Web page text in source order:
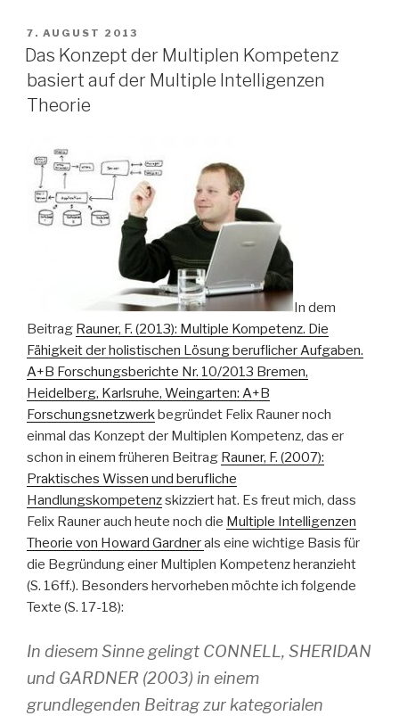
VERÖFFENTLICHT
AM
7. AUGUST 2013
Das Konzept der Multiplen Kompetenz
basiert auf der Multiple Intelligenzen
Theorie
In dem
Beitrag Rauner, F. (2013): Multiple Kompetenz. Die
Fähigkeit der holistischen Lösung beruflicher Aufgaben.
A+B Forschungsberichte Nr. 10/2013 Bremen,
Heidelberg, Karlsruhe, Weingarten: A+B
Forschungsnetzwerk begründet Felix Rauner noch
einmal das Konzept der Multiplen Kompetenz, das er
schon in einem früheren Beitrag Rauner, F. (2007):
Praktisches Wissen und berufliche
Handlungskompetenzskizziert hat. Es freut mich, dass
Felix Rauner auch heute noch die Multiple Intelligenzen
Theorie von Howard Gardnerals eine wichtige Basis für
die Begründung einer Multiplen Kompetenz heranzieht
(S. 16ff.). Besonders hervorheben möchte ich folgende
Texte (S. 17-18):
In diesem Sinne gelingt CONNELL, SHERIDAN
und GARDNER (2003) in einem
grundlegenden Beitrag zur kategorialen